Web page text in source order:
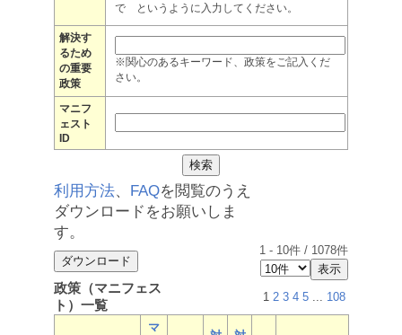
で というように入力してください。
解決す
るため
の重要
政策
※関心のあるキーワード、政策をご記入くだ
さい。
マニフ
ェスト
ID
利用方法、 FAQを閲覧のうえ
ダウンロードをお願いしま
す。
1 - 10件 / 1078件
政策（マニフェス
ト）一覧
1 2 3 4 5 ... 108
マ